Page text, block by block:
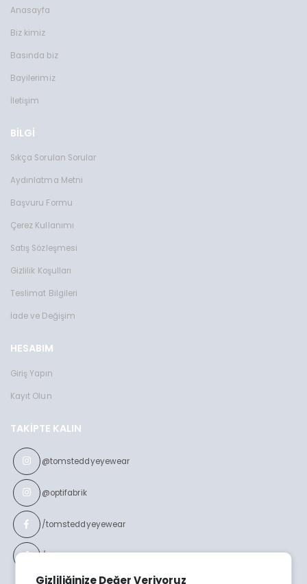
Gizliliğinize Değer Veriyoruz
Anasayfa
Biz kimiz
Basında biz
Bayilerimiz
İletişim
BİLGİ
Sıkça Sorulan Sorular
Aydınlatma Metni
Başvuru Formu
Çerez Kullanımı
Satış Sözleşmesi
Gizlilik Koşulları
Teslimat Bilgileri
İade ve Değişim
HESABIM
Giriş Yapın
Kayıt Olun
TAKIPTE KALIN
@tomsteddyeyewear
@optifabrik
/tomsteddyeyewear
/optifabrikeyewear